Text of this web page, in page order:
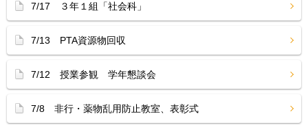
7/17 ３年１組「社会科」
7/13 PTA資源物回収
7/12 授業参観 学年懇談会
7/8 非行・薬物乱用防止教室、表彰式